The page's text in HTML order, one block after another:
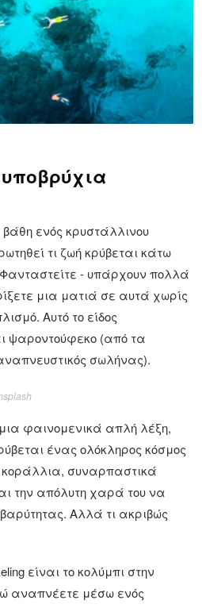
βάθη ενός κρυστάλλινου
τι ζωή κρύβεται κάτω
- υπάρχουν πολλά
μια ματιά σε αυτά χωρίς
Αυτό το είδος
ψαροντούφεκο (από τα
σωλήνας).
φαινομενικά απλή λέξη,
ένας ολόκληρος κόσμος
συναρπαστικά
την απόλυτη χαρά του να
Αλλά τι ακριβώς
είναι το κολύμπι στην
αναπνέετε μέσω ενός